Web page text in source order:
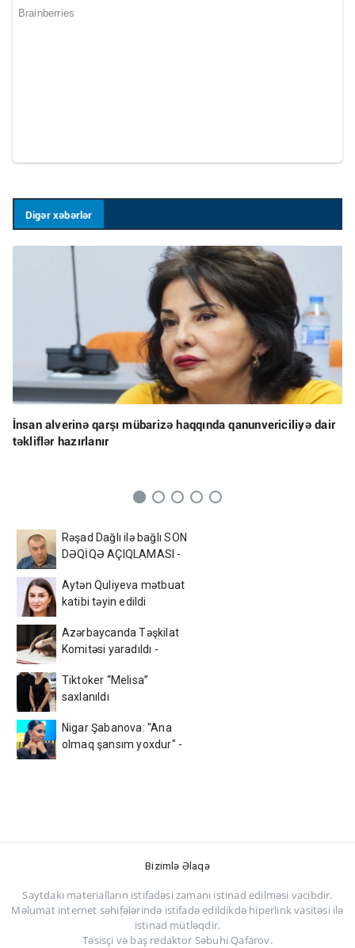
Digər xəbərlər
İnsan alverinə qarşı mübarizə haqqında qanunvericiliyə dair
təkliflər hazırlanır
Rəşad Dağlı ilə bağlı SON
DƏQİQƏ AÇIQLAMASI -
Aytən Quliyeva mətbuat
katibi təyin edildi
Azərbaycanda Təşkilat
Komitəsi yaradıldı -
Tiktoker “Melisa”
saxlanıldı
Nigar Şabanova: "Ana
olmaq şansım yoxdur" -
Bizimlə Əlaqə
Saytdakı materialların istifadəsi zamanı istinad edilməsi vacibdir.
Məlumat internet səhifələrində istifadə edildikdə hiperlink vasitəsi ilə
istinad mütləqdir.
Təsisçi və baş redaktor Səbuhi Qafarov.